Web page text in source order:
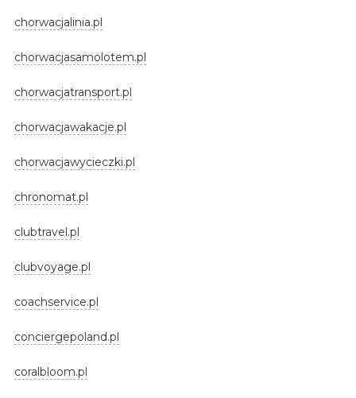
chorwacjalinia.pl
chorwacjasamolotem.pl
chorwacjatransport.pl
chorwacjawakacje.pl
chorwacjawycieczki.pl
chronomat.pl
clubtravel.pl
clubvoyage.pl
coachservice.pl
conciergepoland.pl
coralbloom.pl